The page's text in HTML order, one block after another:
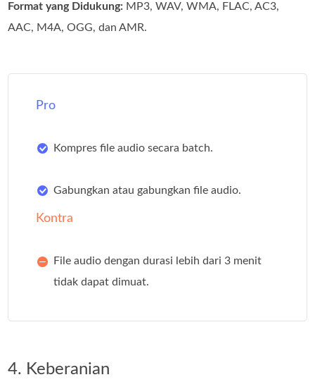
Format yang Didukung: MP3, WAV, WMA, FLAC, AC3,
AAC, M4A, OGG, dan AMR.
Pro
Kompres file audio secara batch.
Gabungkan atau gabungkan file audio.
Kontra
File audio dengan durasi lebih dari 3 menit
tidak dapat dimuat.
4. Keberanian